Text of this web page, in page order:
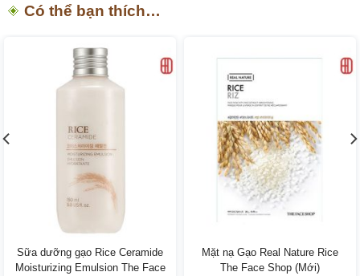
Có thể bạn thích…
Sữa dưỡng gạo Rice Ceramide
Moisturizing Emulsion The Face
Mặt nạ Gạo Real Nature Rice
The Face Shop (Mới)